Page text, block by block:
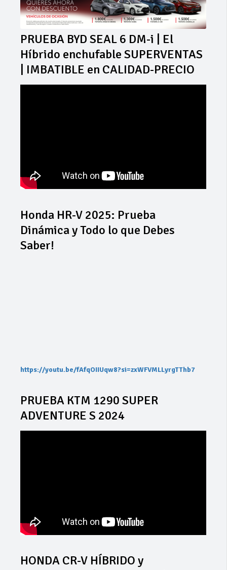
PRUEBA BYD SEAL 6 DM-i | El
Híbrido enchufable SUPERVENTAS
| IMBATIBLE en CALIDAD-PRECIO
Honda HR-V 2025: Prueba
Dinámica y Todo lo que Debes
Saber!
https://youtu.be/fAfqOIIUqw8?si=zxWFVMLLyrgTThb7
PRUEBA KTM 1290 SUPER
ADVENTURE S 2024
HONDA CR-V HÍBRIDO y